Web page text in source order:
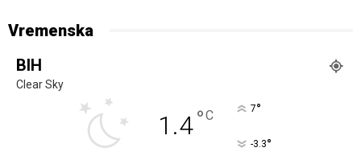
Vremenska
BIH
Clear Sky
1.4°C 7°
-3.3°